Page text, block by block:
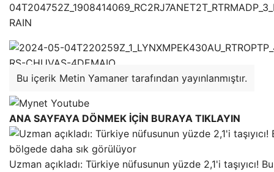
Bu içerik Metin Yamaner tarafından yayınlanmıştır.
ANA SAYFAYA DÖNMEK İÇİN BURAYA TIKLAYIN
Uzman açıkladı: Türkiye nüfusunun yüzde 2,1'i taşıyıcı!